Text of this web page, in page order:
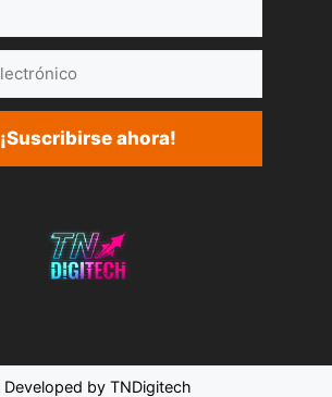
¡Suscribirse ahora!